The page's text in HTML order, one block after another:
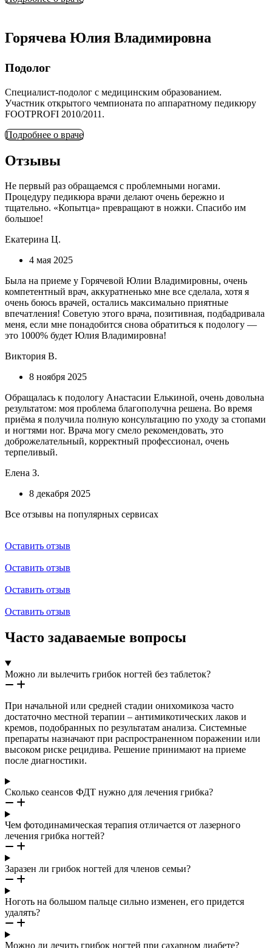
Горячева Юлия Владимировна
Подолог
Специалист-подолог с медицинским образованием.
Участник открытого чемпионата по аппаратному педикюру
FOOTPROFI 2010/2011.
Подробнее о враче
Отзывы
Не первый раз обращаемся с проблемными ногами.
Процедуру педикюра врачи делают очень бережно и
тщательно. «Копытца» превращают в ножки. Спасибо им
большое!
Екатерина Ц.
4 мая 2025
Была на приеме у Горячевой Юлии Владимировны, очень
компетентный врач, аккуратненько мне все сделала, хотя я
очень боюсь врачей, остались максимально приятные
впечатления! Советую этого врача, позитивная, подбадривала
меня, если мне понадобится снова обратиться к подологу —
это 1000% будет Юлия Владимировна!
Виктория В.
8 ноября 2025
Обращалась к подологу Анастасии Елькиной, очень довольна
результатом: моя проблема благополучна решена. Во время
приёма я получила полную консультацию по уходу за стопами
и ногтями ног. Врача могу смело рекомендовать, это
доброжелательный, корректный профессионал, очень
терпеливый.
Елена З.
8 декабря 2025
Все отзывы на популярных сервисах
Оставить отзыв
Оставить отзыв
Оставить отзыв
Оставить отзыв
Часто задаваемые вопросы
Можно ли вылечить грибок ногтей без таблеток?
При начальной или средней стадии онихомикоза часто
достаточно местной терапии – антимикотических лаков и
кремов, подобранных по результатам анализа. Системные
препараты назначают при распространенном поражении или
высоком риске рецидива. Решение принимают на приеме
после диагностики.
Сколько сеансов ФДТ нужно для лечения грибка?
Чем фотодинамическая терапия отличается от лазерного
лечения грибка ногтей?
Заразен ли грибок ногтей для членов семьи?
Ноготь на большом пальце сильно изменен, его придется
удалять?
Можно ли лечить грибок ногтей при сахарном диабете?